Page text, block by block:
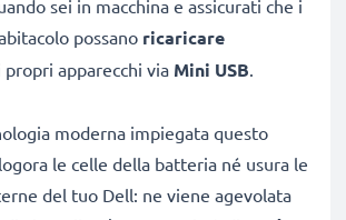
sei in macchina e assicurati che i
possano ricaricare
propri apparecchi via Mini USB.
moderna impiegata questo
le celle della batteria né usura le
del tuo Dell: ne viene agevolata